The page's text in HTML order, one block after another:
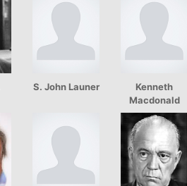
S. John Launer
Kenneth
Macdonald